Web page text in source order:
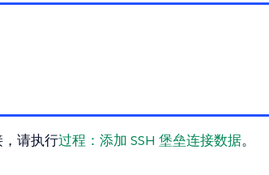
请执行过程：添加 SSH 堡垒连接数据。